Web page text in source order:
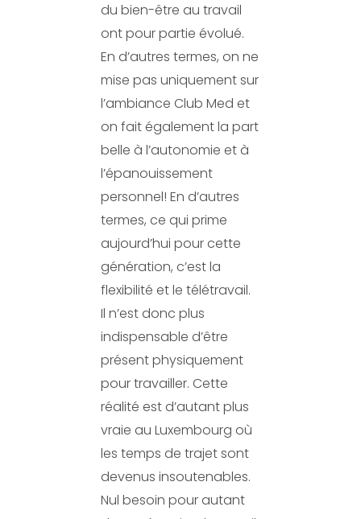
du bien-être au travail
ont pour partie évolué.
En d’autres termes, on ne
mise pas uniquement sur
l’ambiance Club Med et
on fait également la part
belle à l’autonomie et à
l’épanouissement
personnel! En d’autres
termes, ce qui prime
aujourd’hui pour cette
génération, c’est la
flexibilité et le télétravail.
Il n’est donc plus
indispensable d’être
présent physiquement
pour travailler. Cette
réalité est d’autant plus
vraie au Luxembourg où
les temps de trajet sont
devenus insoutenables.
Nul besoin pour autant